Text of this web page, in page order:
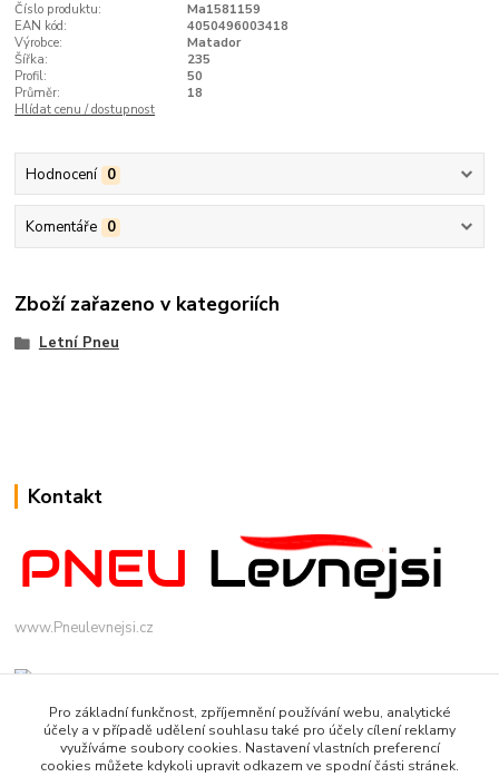
Číslo produktu:
Ma1581159
EAN kód:
4050496003418
Výrobce:
Matador
Šířka:
235
Profil:
50
Průměr:
18
Hlídat cenu / dostupnost
Hodnocení 0
Komentáře 0
Zboží zařazeno v kategoriích
Letní Pneu
Kontakt
www.Pneulevnejsi.cz
info(a)pneulevnejsi.cz
Pro základní funkčnost, zpříjemnění používání webu, analytické
účely a v případě udělení souhlasu také pro účely cílení reklamy
využíváme soubory cookies. Nastavení vlastních preferencí
cookies můžete kdykoli upravit odkazem ve spodní části stránek.